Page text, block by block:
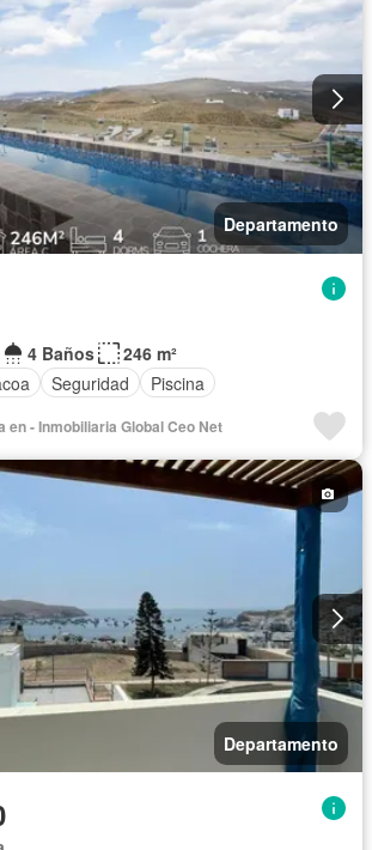
Departamento
4 Baños
246 m²
Seguridad Piscina
en - Inmobiliaria Global Ceo Net
Departamento